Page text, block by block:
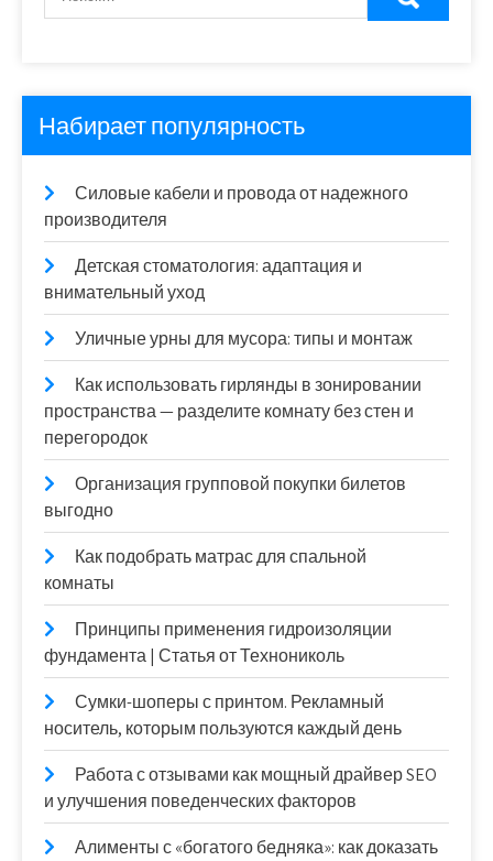
Набирает популярность
Силовые кабели и провода от надежного
производителя
Детская стоматология: адаптация и
внимательный уход
Уличные урны для мусора: типы и монтаж
Как использовать гирлянды в зонировании
пространства — разделите комнату без стен и
перегородок
Организация групповой покупки билетов
выгодно
Как подобрать матрас для спальной
комнаты
Принципы применения гидроизоляции
фундамента | Статья от Технониколь
Сумки-шоперы с принтом. Рекламный
носитель, которым пользуются каждый день
Работа с отзывами как мощный драйвер SEO
и улучшения поведенческих факторов
Алименты с «богатого бедняка»: как доказать